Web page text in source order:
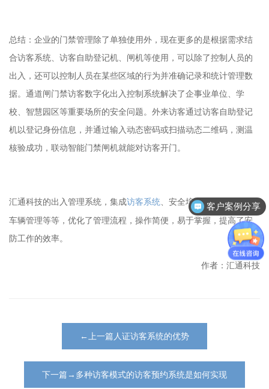
总结：企业的门禁管理除了单独使用外，现在更多的是根据需求结
合访客系统、访客自助登记机、闸机等使用，可以除了控制人员的
出入，还可以控制人员在某些区域的行为并准确记录和统计管理数
据。通道闸门禁访客数字化出入控制系统解决了企事业单位、学
校、智慧园区等重要场所的安全问题。外来访客通过访客自助登记
机以登记身份信息，并通过输入动态密码或扫描动态二维码，测温
核验成功，联动智能门禁闸机就能对访客开门。
汇通科技的出入管理系统，集成访客系统 、安全培训、货车管控、
车辆管理等等，优化了管理流程，操作简便，易于掌握，提高了安
防工作的效率。
作者：汇通科技
←上一篇人证访客系统的优势
下一篇→多种访客模式的访客预约系统是如何实现
客户案例分享